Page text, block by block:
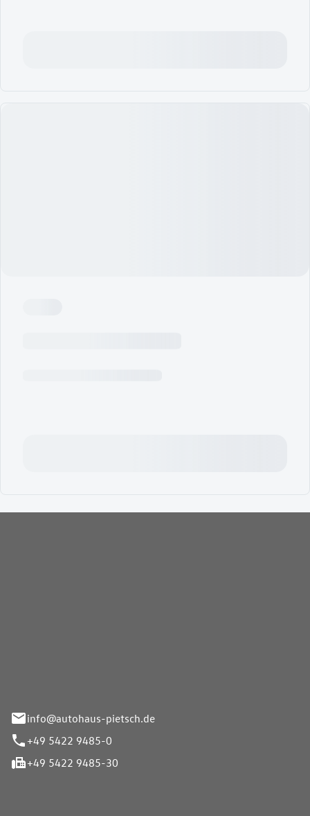
info@autohaus-pietsch.de
+49 5422 9485-0
+49 5422 9485-30